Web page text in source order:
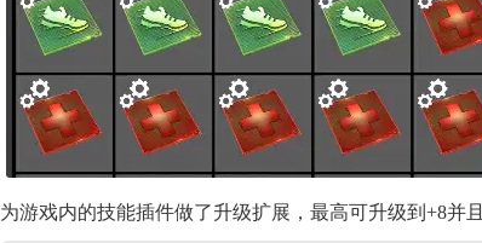
为游戏内的技能插件做了升级扩展，最高可升级到+8并